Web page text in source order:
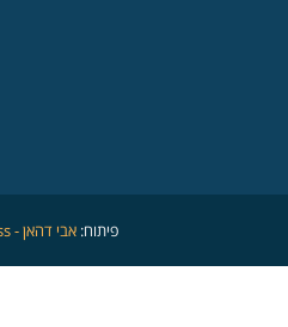
פיתוח: אבי דהאן - oPress